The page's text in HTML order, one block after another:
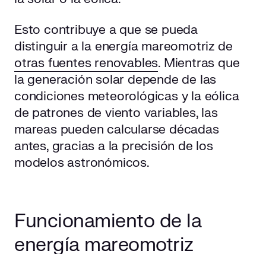
Esto contribuye a que se pueda
distinguir a la energía mareomotriz de
otras fuentes renovables. Mientras que
la generación solar depende de las
condiciones meteorológicas y la eólica
de patrones de viento variables, las
mareas pueden calcularse décadas
antes, gracias a la precisión de los
modelos astronómicos.
Funcionamiento de la
energía mareomotriz